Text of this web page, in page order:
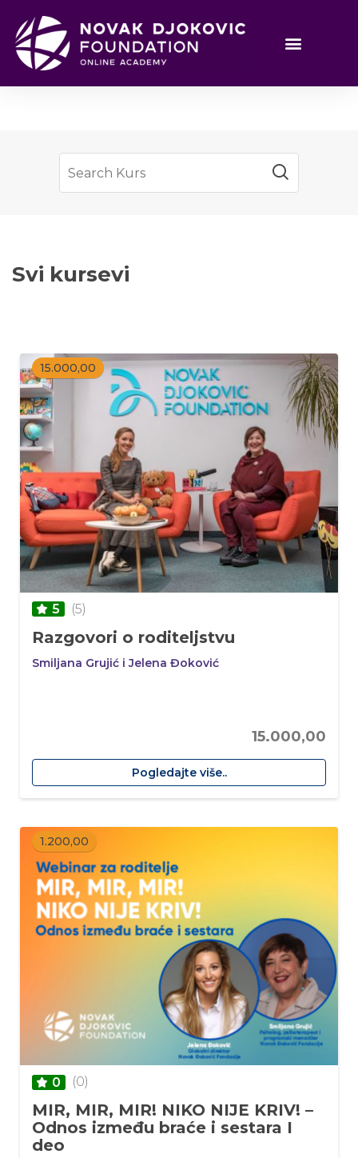
Svi kursevi
15.000,00
5 (5)
Razgovori o roditeljstvu
Smiljana Grujić i Jelena Đoković
15.000,00
Pogledajte više..
1.200,00
0 (0)
MIR, MIR, MIR! NIKO NIJE KRIV! –
Odnos između braće i sestara I
deo